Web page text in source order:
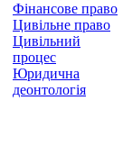
Фінансове право
Цивільне право
Цивільний
процес
Юридична
деонтологія